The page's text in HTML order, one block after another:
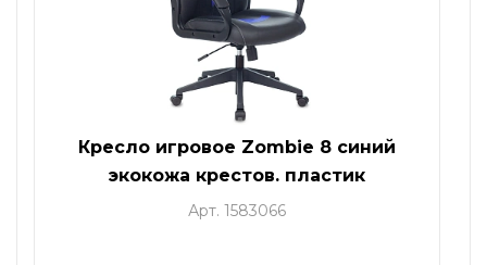
Кресло игровое Zombie 8 синий
экокожа крестов. пластик
Арт. 1583066